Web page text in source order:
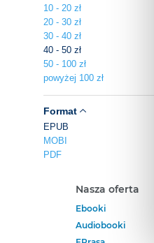
10 - 20 zł
20 - 30 zł
30 - 40 zł
40 - 50 zł
50 - 100 zł
powyżej 100 zł
Format
EPUB
MOBI
PDF
Nasza oferta
Ebooki
Audiobooki